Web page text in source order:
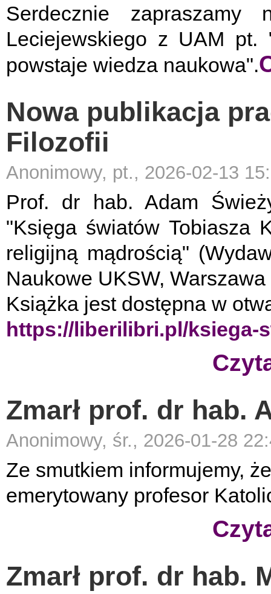
Serdecznie zapraszamy
Leciejewskiego z UAM pt.
powstaje wiedza naukowa".
Nowa publikacja
Filozofii
Anonimowy, pt., 2026-02-13
Prof. dr hab. Adam
"Księga światów Tobiasza
religijną mądrością"
Naukowe UKSW,
Książka jest dostępna w
https://liberilibri.pl/ksiega-
Zmarł prof. dr hab.
Anonimowy, śr., 2026-01-28
Ze smutkiem informujemy,
emerytowany profesor
Zmarł prof. dr hab.